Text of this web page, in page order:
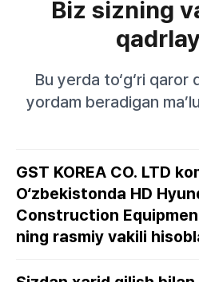
Biz sizning
Bu yerda to‘g‘ri qaror
yordam beradigan
GST KOREA CO. LTD
O‘zbekistonda HD
Construction
ning rasmiy vakili